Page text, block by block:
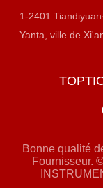
1-2401
Yanta, ville de
Bonne qualité
Fournisseur.